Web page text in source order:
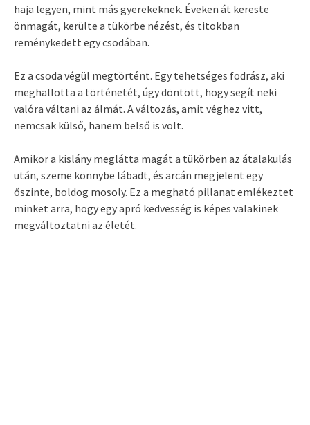
haja legyen, mint más gyerekeknek. Éveken át kereste
önmagát, kerülte a tükörbe nézést, és titokban
reménykedett egy csodában.
Ez a csoda végül megtörtént. Egy tehetséges fodrász, aki
meghallotta a történetét, úgy döntött, hogy segít neki
valóra váltani az álmát. A változás, amit véghez vitt,
nemcsak külső, hanem belső is volt.
Amikor a kislány meglátta magát a tükörben az átalakulás
után, szeme könnybe lábadt, és arcán megjelent egy
őszinte, boldog mosoly. Ez a megható pillanat emlékeztet
minket arra, hogy egy apró kedvesség is képes valakinek
megváltoztatni az életét.